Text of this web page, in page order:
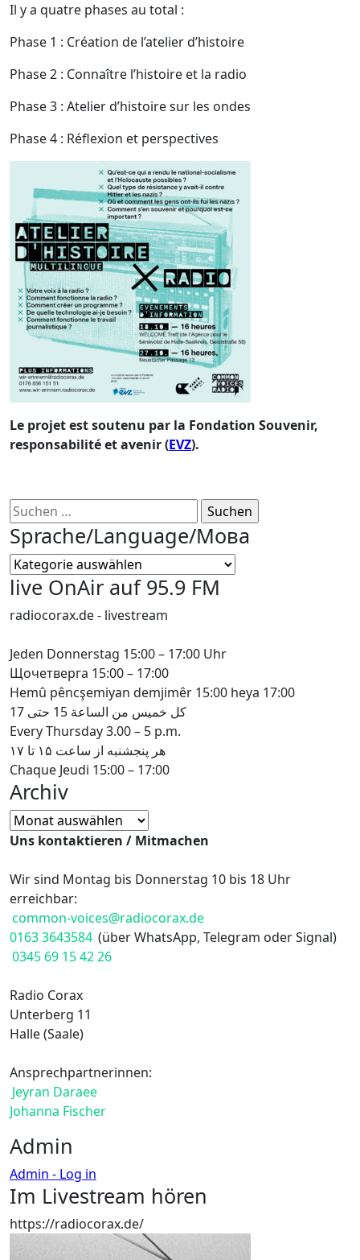
Il y a quatre phases au total :
Phase 1 : Création de l’atelier d’histoire
Phase 2 : Connaître l’histoire et la radio
Phase 3 : Atelier d’histoire sur les ondes
Phase 4 : Réflexion et perspectives
Le projet est soutenu par la Fondation Souvenir,
responsabilité et avenir (EVZ).
Suchen
nach:
Sprache/Language/Мова
Sprache/Language/
Мова
live OnAir auf 95.9 FM
radiocorax.de - livestream
Jeden Donnerstag 15:00 – 17:00 Uhr
Щочетверга 15:00 – 17:00
Hemû pêncşemiyan demjimêr 15:00 heya 17:00
كل خميس من الساعة 15 حتى 17
Every Thursday 3.00 – 5 p.m.
هر پنجشنبه از ساعت ۱۵ تا ۱۷
Chaque Jeudi 15:00 – 17:00
Archiv
Archiv
Uns kontaktieren / Mitmachen
Wir sind Montag bis Donnerstag 10 bis 18 Uhr
erreichbar:
common-voices@radiocorax.de
0163 3643584 (über WhatsApp, Telegram oder Signal)
0345 69 15 42 26
Radio Corax
Unterberg 11
Halle (Saale)
Ansprechpartnerinnen:
Jeyran Daraee
Johanna Fischer
Admin
Admin - Log in
Im Livestream hören
https://radiocorax.de/